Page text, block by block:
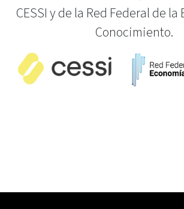
CESSI y de la Red Federal de
Conocimiento.